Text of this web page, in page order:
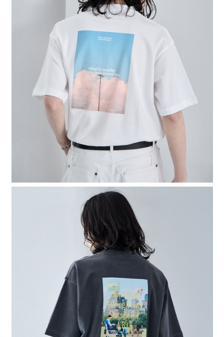
1.本服務係由「台灣大哥大股份有限公司」（以下簡稱本公司）所提供，讓
用戶於交易時，得透過本服務購買商品或服務，並由商店將買賣／分期付款
買賣價金債權讓與本公司後，依約使用本公司帳單繳交帳款。
2.基於同意付款使用「大哥付你分期」之契約關係目的，商店將以您的個人
資料（包含姓名、電話或地址）提供予台灣大哥大進項蒐集、處理及利用，
由本公司與您本人進行分期帳單所需資料之確認、核對及更正。
3.完整用戶服務條款，請詳閱以下連結：
https://oppay.tw/userRule
ATM／網路銀行／等多元方式進行付款，方視為交易完成。
※ 請注意：結帳手續完成當下不需立刻繳費，但若您需要取消訂單，請聯絡
購買商品的店家。未經商家同意取消之訂單仍視為有效，需透過AFTEE先享
後付繳納相關費用。
※ 交易是否成功請以「AFTEE先享後付 」之結帳頁面顯示為準，若有關於
是否繳費成功／繳費後需取消欲退款等相關疑問，請聯繫「AFTEE先享後付
客戶支援中心」https://netprotections.freshdesk.com/support/home
【注意事項】
１．透過由恩沛科技股份有限公司提供之「AFTEE先享後付」服務完成之交
易，需依本服務之必要範圍內提供個人資料，並將交易相關給付款項請求債
權轉讓予恩沛科技股份有限公司。
２．關於個人資料處理事宜，請瀏覽以下網址：
https://aftee.tw/terms/#terms3
３．未成年的使用者請事先徵得法定代理人或監護人之同意方可使用
「AFTEE先享後付」，若未經同意申辦者引起之損失，本公司不負相關責
４．使用「AFTEE先享後付」時，將依據個別帳號之用戶狀況，依本公司即
時審查核予不同之上限額度；若仍有額度不足之情形，本公司將視審查結果
請求用戶進行身份認證。
５．嚴禁一人註冊多個帳號或使用他人資訊註冊。若發現惡意使用之情形，
恩沛科技股份有限公司將有權停止該用戶之使用額度並採取法律行動。
每筆NT$80，滿NT$1,500(含以上)免運費
付款後 7-11取貨
每筆NT$80，滿NT$1,500(含以上)免運費
每筆NT$80，滿NT$1,500(含以上)免運費